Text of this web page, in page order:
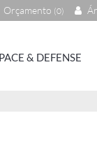
Orçamento (0)
& DEFENSE